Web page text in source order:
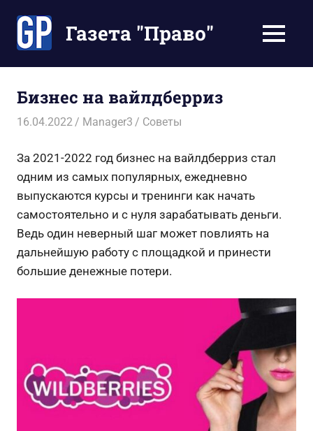
содержимомуГазета "Право"
Ваше
время
МЕНЮ
Бизнес на вайлдберриз
16.04.2022 Manager3 Советы
За 2021-2022 год бизнес на вайлдберриз стал
одним из самых популярных, ежедневно
выпускаются курсы и тренинги как начать
самостоятельно и с нуля зарабатывать деньги.
Ведь один неверный шаг может повлиять на
дальнейшую работу с площадкой и принести
большие денежные потери.